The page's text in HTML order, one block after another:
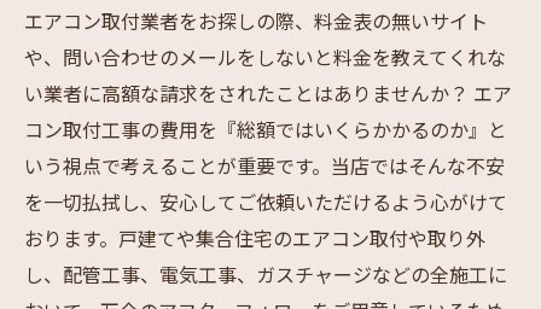
エアコン取付業者をお探しの際、料金表の無いサイト
や、問い合わせのメールをしないと料金を教えてくれな
い業者に高額な請求をされたことはありませんか？ エア
コン取付工事の費用を『総額ではいくらかかるのか』と
いう視点で考えることが重要です。当店ではそんな不安
を一切払拭し、安心してご依頼いただけるよう心がけて
おります。戸建てや集合住宅のエアコン取付や取り外
し、配管工事、電気工事、ガスチャージなどの全施工に